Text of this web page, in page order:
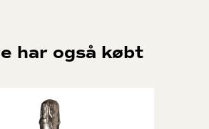
har også købt